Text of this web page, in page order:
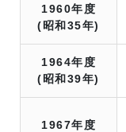
1960年度
(昭和35年)
1964年度
(昭和39年)
1967年度